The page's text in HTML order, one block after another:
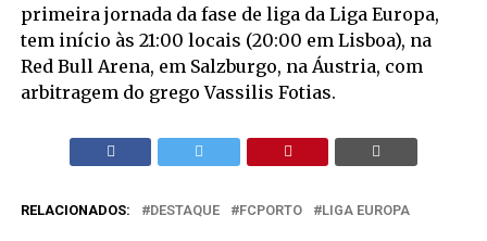
primeira jornada da fase de liga da Liga Europa,
tem início às 21:00 locais (20:00 em Lisboa), na
Red Bull Arena, em Salzburgo, na Áustria, com
arbitragem do grego Vassilis Fotias.
RELACIONADOS: DESTAQUE FCPORTO LIGA EUROPA